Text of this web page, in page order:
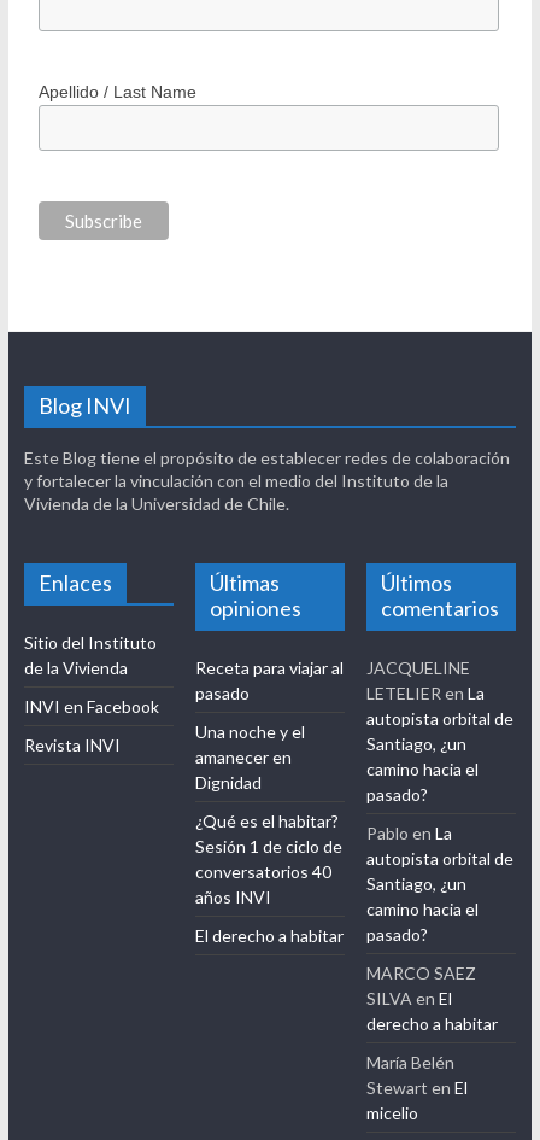
Apellido / Last Name
Blog INVI
Este Blog tiene el propósito de establecer redes de colaboración
y fortalecer la vinculación con el medio del Instituto de la
Vivienda de la Universidad de Chile.
Enlaces
Sitio del Instituto
de la Vivienda
INVI en Facebook
Revista INVI
Últimas
opiniones
Receta para viajar al
pasado
Una noche y el
amanecer en
Dignidad
¿Qué es el habitar?
Sesión 1 de ciclo de
conversatorios 40
años INVI
El derecho a habitar
Últimos
comentarios
JACQUELINE
LETELIER enLa
autopista orbital de
Santiago, ¿un
camino hacia el
pasado?
Pablo enLa
autopista orbital de
Santiago, ¿un
camino hacia el
pasado?
MARCO SAEZ
SILVA enEl
derecho a habitar
María Belén
Stewart enEl
micelio